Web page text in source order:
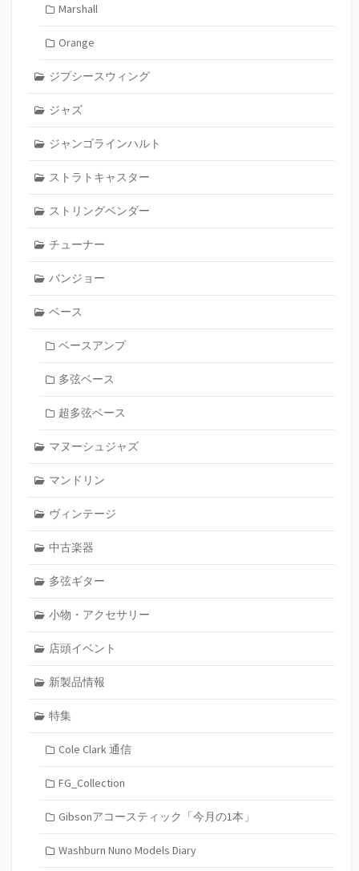
Marshall
Orange
ジプシースウィング
ジャズ
ジャンゴラインハルト
ストラトキャスター
ストリングベンダー
チューナー
バンジョー
ベース
ベースアンプ
多弦ベース
超多弦ベース
マヌーシュジャズ
マンドリン
ヴィンテージ
中古楽器
多弦ギター
小物・アクセサリー
店頭イベント
新製品情報
特集
Cole Clark 通信
FG_Collection
Gibsonアコースティック「今月の1本」
Washburn Nuno Models Diary